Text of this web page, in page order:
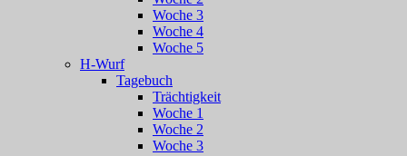
Woche 3
Woche 4
Woche 5
H-Wurf
Tagebuch
Trächtigkeit
Woche 1
Woche 2
Woche 3